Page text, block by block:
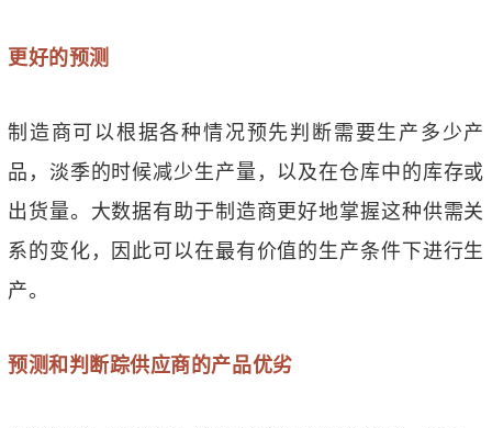
更好的预测
制造商可以根据各种情况预先判断需要生产多少产
品，淡季的时候减少生产量，以及在仓库中的库存或
出货量。大数据有助于制造商更好地掌握这种供需关
系的变化，因此可以在最有价值的生产条件下进行生
产。
预测和判断踪供应商的产品优劣